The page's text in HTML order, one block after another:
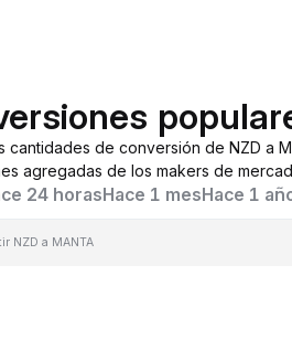
cantidades de conversión de NZD a
agregadas de los makers de
24 horasHace 1 mesHace 1
NZD a MANTA